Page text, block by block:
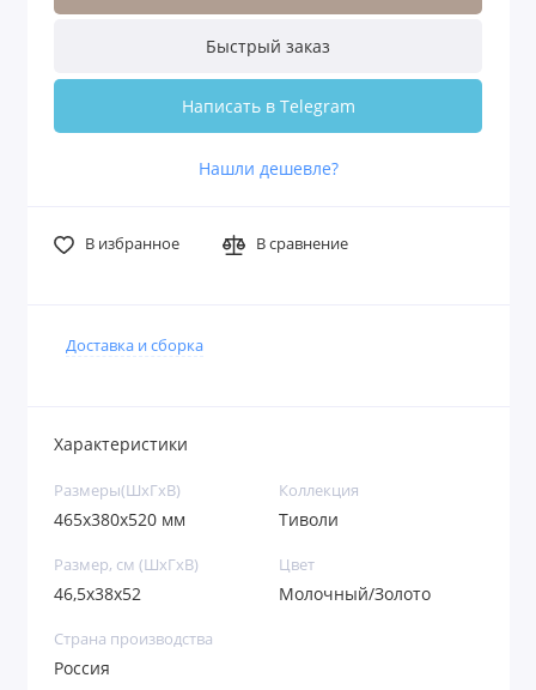
Быстрый заказ
Написать в Telegram
Нашли дешевле?
В избранное В сравнение
Доставка и сборка
Характеристики
Размеры(ШxГxВ)
465х380х520 мм
Коллекция
Тиволи
Размер, см (ШхГхВ)
46,5х38х52
Цвет
Молочный/Золото
Страна производства
Россия